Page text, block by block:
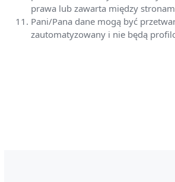
prawa lub zawarta między
Pani/Pana dane mogą być
zautomatyzowany i nie będą